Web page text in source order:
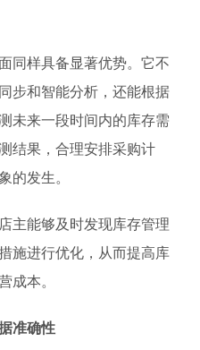
同样具备显著优势。它不
步和智能分析，还能根据
未来一段时间内的库存需
结果，合理安排采购计
的发生。
主能够及时发现库存管理
施进行优化，从而提高库
成本。
准确性